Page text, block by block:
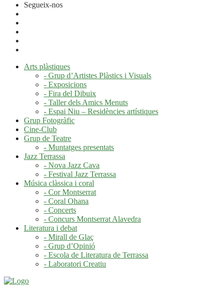
Segueix-nos
Arts plàstiques
- Grup d’Artistes Plàstics i Visuals
- Exposicions
- Fira del Dibuix
- Taller dels Amics Menuts
- Espai Niu – Residències artístiques
Grup Fotogràfic
Cine-Club
Grup de Teatre
- Muntatges presentats
Jazz Terrassa
- Nova Jazz Cava
- Festival Jazz Terrassa
Música clàssica i coral
- Cor Montserrat
- Coral Ohana
- Concerts
- Concurs Montserrat Alavedra
Literatura i debat
- Mirall de Glaç
- Grup d’Opinió
- Escola de Literatura de Terrassa
- Laboratori Creatiu